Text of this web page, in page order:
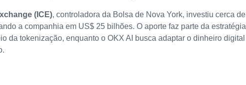
(ICE), controladora da Bolsa de Nova York, investiu cerca de
a companhia em US$ 25 bilhões. O aporte faz parte da estratégia
da tokenização, enquanto o OKX AI busca adaptar o dinheiro digital